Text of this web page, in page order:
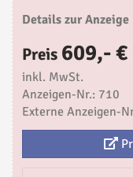
Details zur Anzeige
Preis 609,- €
inkl. MwSt.
Anzeigen-Nr.: 710
Externe Anzeigen-